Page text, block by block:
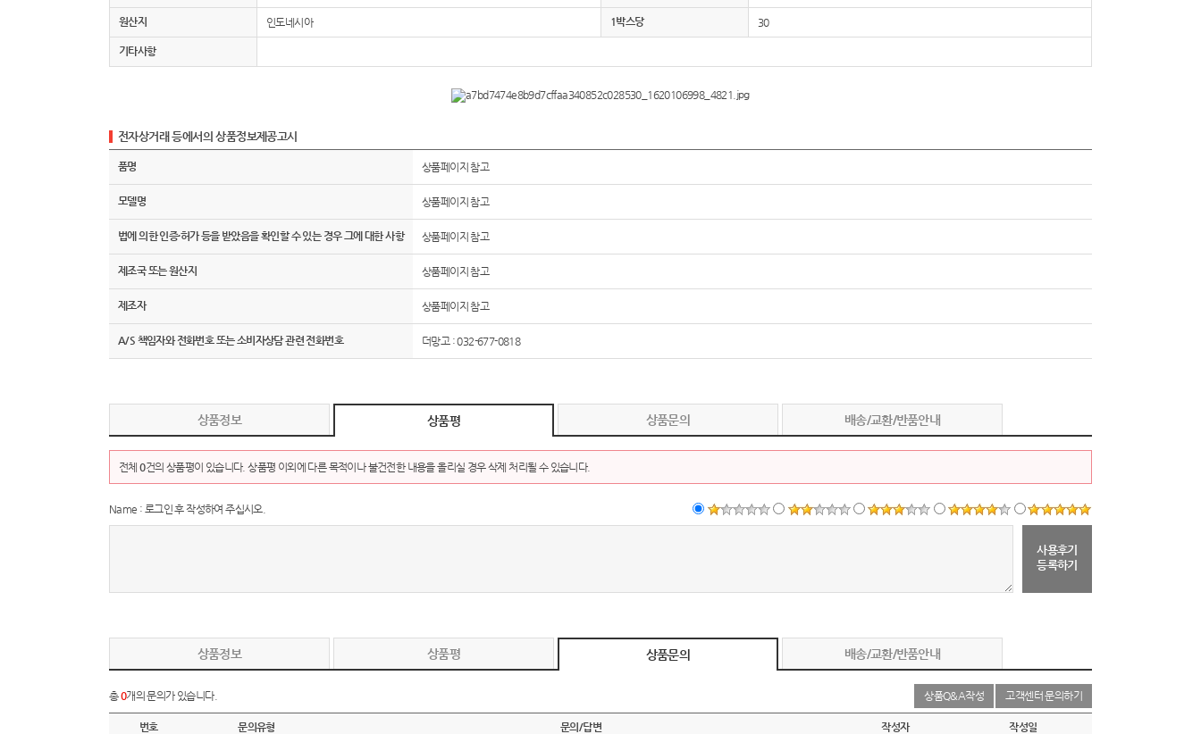
26 보냉
AP-100052
29 AP-100084
AP-100062
타올
볼펜
양심판촉
usb
원산지 인도네시아 1박스당 30
기타사항
전자상거래 등에서의 상품정보제공고시
품명 상품페이지 참고
모델명 상품페이지 참고
법에 의한 인증·허가 등을 받았음을 확인할 수 있는 경우 그에 대한 사항 상품페이지 참고
제조국 또는 원산지 상품페이지 참고
제조자 상품페이지 참고
A/S 책임자와 전화번호 또는 소비자상담 관련 전화번호 더망고 : 032-677-0818
상품정보 상품평 상품문의 배송/교환/반품안내
전체0건의 상품평이 있습니다. 상품평 이외에 다른 목적이나 불건전한 내용을 올리실 경우 삭제 처리될 수 있습니다.
Name : 로그인 후 작성하여 주십시오.
사용후기
등록하기
상품정보 상품평 상품문의 배송/교환/반품안내
총0개의 문의가 있습니다. 상품Q&A작성 고객센터 문의하기
번호 문의유형 문의/답변 작성자 작성일